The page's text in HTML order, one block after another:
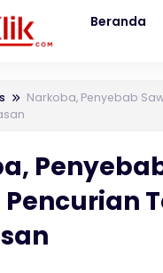
Beranda
Narkoba, Penyebab
Pencurian